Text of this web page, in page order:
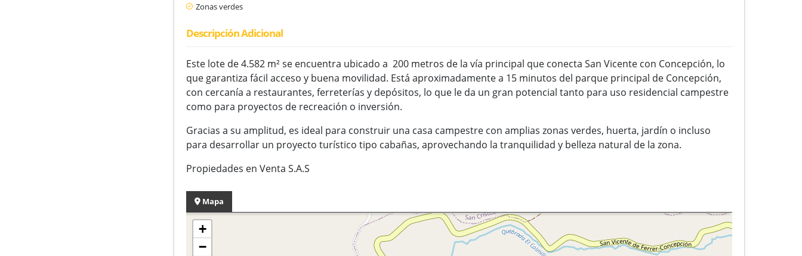
Zonas verdes
Descripción Adicional
Este lote de 4.582 m² se encuentra ubicado a 200 metros de la vía principal que conecta San Vicente con Concepción, lo
que garantiza fácil acceso y buena movilidad. Está aproximadamente a 15 minutos del parque principal de Concepción,
con cercanía a restaurantes, ferreterías y depósitos, lo que le da un gran potencial tanto para uso residencial campestre
como para proyectos de recreación o inversión.
Gracias a su amplitud, es ideal para construir una casa campestre con amplias zonas verdes, huerta, jardín o incluso
para desarrollar un proyecto turístico tipo cabañas, aprovechando la tranquilidad y belleza natural de la zona.
Propiedades en Venta S.A.S
Mapa
+
−